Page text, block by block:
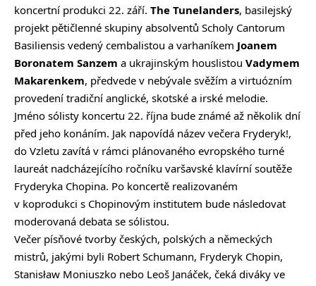
koncertní produkci 22. září. The Tunelanders, basilejský
projekt pětičlenné skupiny absolventů Scholy Cantorum
Basiliensis vedený cembalistou a varhaníkem Joanem
Boronatem Sanzem a ukrajinským houslistou Vadymem
Makarenkem, předvede v nebývale svěžím a virtuózním
provedení tradiční anglické, skotské a irské melodie.
Jméno sólisty koncertu 22. října bude známé až několik dní
před jeho konáním. Jak napovídá název večera Fryderyk!,
do Vzletu zavítá v rámci plánovaného evropského turné
laureát nadcházejícího ročníku varšavské klavírní soutěže
Fryderyka Chopina. Po koncertě realizovaném
v koprodukci s Chopinovým institutem bude následovat
moderovaná debata se sólistou.
Večer písňové tvorby českých, polských a německých
mistrů, jakými byli Robert Schumann, Fryderyk Chopin,
Stanisław Moniuszko nebo Leoš Janáček, čeká diváky ve